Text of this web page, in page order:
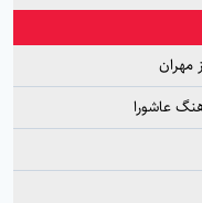
مهران
عاشورا